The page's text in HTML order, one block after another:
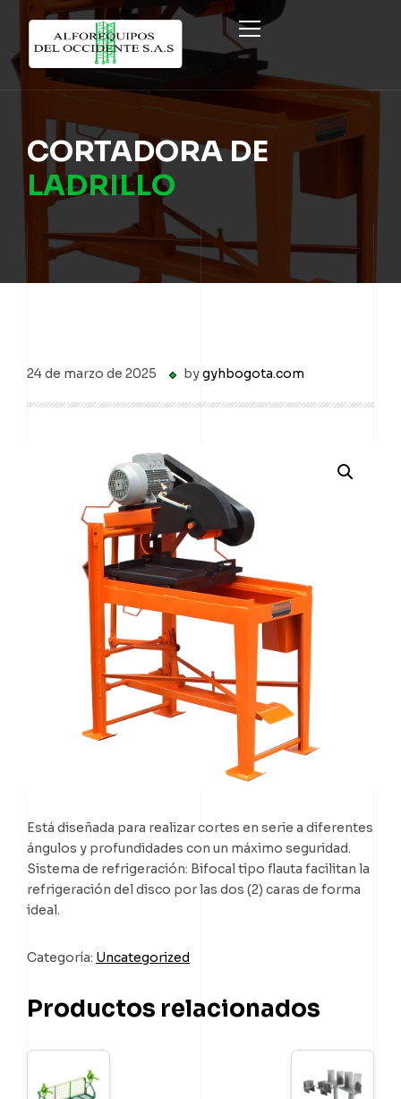
PRODUCTOS
SISTEMA ECO FORMWORK
FORMALETAS METÁLICAS Y CIRCULARES
NOSOTROS
PROYECTOS
CORTADORA DE
LADRILLO
24 de marzo de 2025 bygyhbogota.com
Está diseñada para realizar cortes en serie a diferentes
ángulos y profundidades con un máximo seguridad.
Sistema de refrigeración: Bifocal tipo flauta facilitan la
refrigeración del disco por las dos (2) caras de forma
ideal.
Categoría: Uncategorized
Productos relacionados